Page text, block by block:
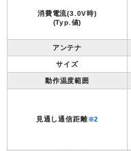
消費電流(3.0V時)
(Typ.値)
アンテナ
サイズ
動作温度範囲
見通し通信距離 ※2